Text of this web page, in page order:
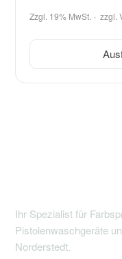
Zzgl. 19% MwSt. zzgl.
Ihr Spezialist für
Pistolenwaschgeräte
Norderstedt.